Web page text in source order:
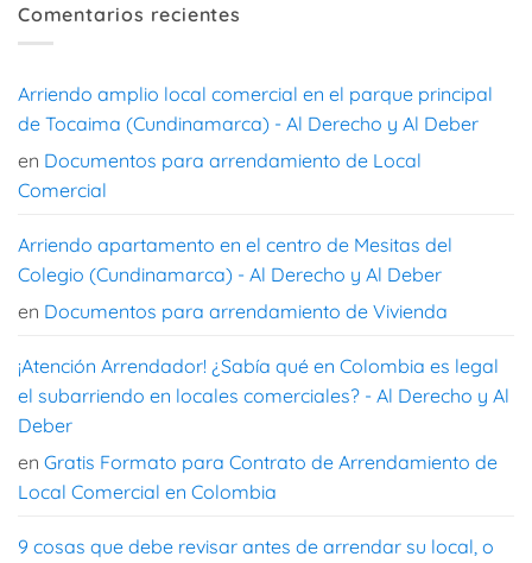
Comentarios recientes
Arriendo amplio local comercial en el parque principal
de Tocaima (Cundinamarca) - Al Derecho y Al Deber
en Documentos para arrendamiento de Local
Comercial
Arriendo apartamento en el centro de Mesitas del
Colegio (Cundinamarca) - Al Derecho y Al Deber
en Documentos para arrendamiento de Vivienda
¡Atención Arrendador! ¿Sabía qué en Colombia es legal
el subarriendo en locales comerciales? - Al Derecho y Al
Deber
en Gratis Formato para Contrato de Arrendamiento de
Local Comercial en Colombia
9 cosas que debe revisar antes de arrendar su local, o